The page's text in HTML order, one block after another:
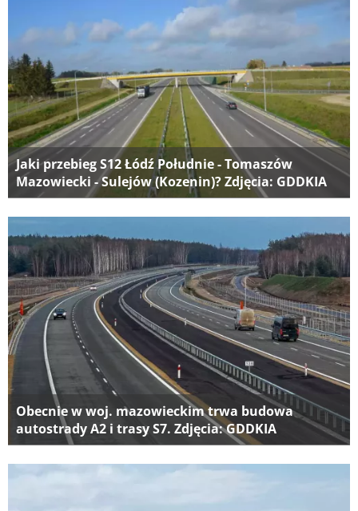
Jaki przebieg S12 Łódź Południe - Tomaszów
Mazowiecki - Sulejów (Kozenin)? Zdjęcia: GDDKIA
Obecnie w woj. mazowieckim trwa budowa
autostrady A2 i trasy S7. Zdjęcia: GDDKIA